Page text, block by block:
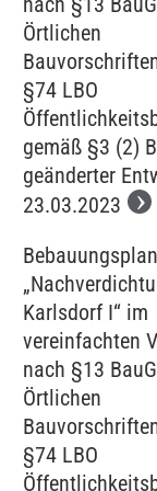
Örtlichen
§74 LBO
gemäß §3 (2)
geänderter
23.03.2023
Karlsdorf I“ im
vereinfachten
nach §13
Örtlichen
§74 LBO